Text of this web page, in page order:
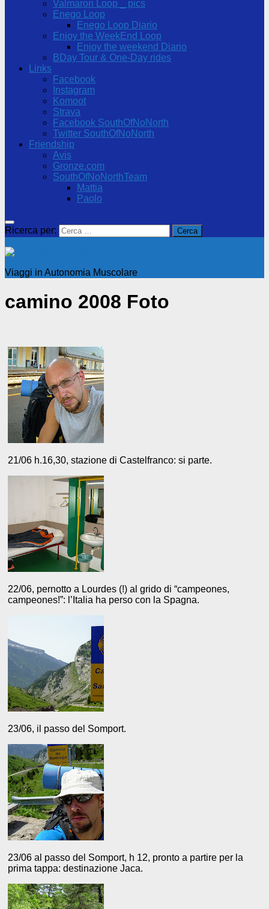
Valmaron Loop _ pics
Enego Loop
Enego Loop Diario
Enjoy the WeekEnd Loop
Enjoy the weekend Diario
BDay Tour & One-Day rides
Links
Facebook
Instagram
Komoot
Strava
Facebook SouthOfNoNorth
Twitter SouthOfNoNorth
Friendship
Avis
Gronze.com
SouthOfNoNorthTeam
Mattia
Paolo
Ricerca per:
Viaggi in Autonomia Muscolare
camino 2008 Foto
21/06 h.16,30, stazione di Castelfranco: si parte.
22/06, pernotto a Lourdes (!) al grido di “campeones,
campeones!”: l’Italia ha perso con la Spagna.
23/06, il passo del Somport.
23/06 al passo del Somport, h 12, pronto a partire per la
prima tappa: destinazione Jaca.